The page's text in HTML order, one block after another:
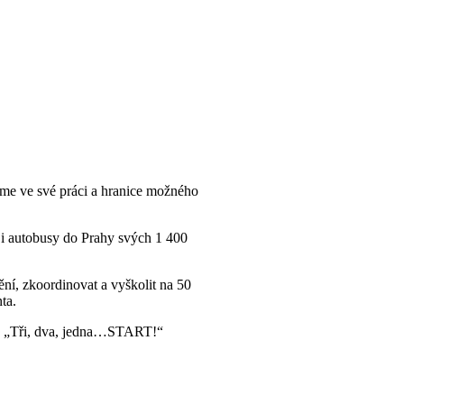
ve své práci a hranice možného
do Prahy svých 1 400
zkoordinovat a vyškolit na 50
„Tři, dva, jedna…START!“